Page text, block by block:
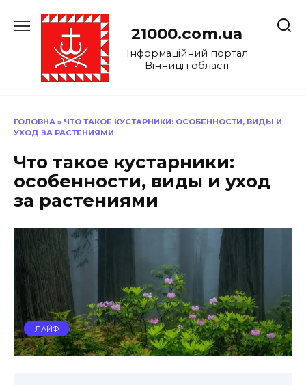
до
21000.com.ua
Інформаційний портал
Вінниці і області
ГОЛОВНА » ЧТО ТАКОЕ КУСТАРНИКИ: ОСОБЕННОСТИ, ВИДЫ И
УХОД ЗА РАСТЕНИЯМИ
Что такое кустарники:
особенности, виды и уход
за растениями
ЛАЙФ